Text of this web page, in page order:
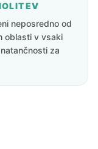
neposredno od
oblasti v vsaki
za